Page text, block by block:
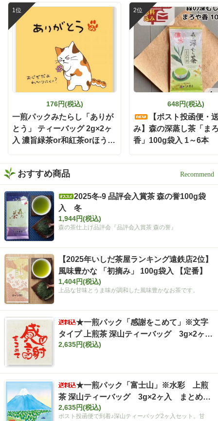
🕐 濃い緑茶が好きな方に
は、この味わいをぜひ一度
体験してほしい🌿 もちろん
静岡割だけでなく、お湯出
しでも水出しも出来ますよ
茶、ほっとしたい時間には
温かい緑茶、夜は静岡割
と、その日の気分に合わせ
で、飲み終わった後の茶殻
の後始末も手軽🗑️ 本格的な
お茶をもっと身近に楽しみ
たい時にも嬉しい存在です
🌿 お茶どころ静岡ならでは
の、新しい晩酌スタイル
「静岡割」 お酒好きさんも
緑茶好きさんも、保存して
おうち時間に試してみてく
ださい✨ インスタグラム @i
shidachaya 商品サイト http
s://www.ishida-chaya.com/k
okuuma/ #PR#いしだ茶屋 #
タイアップ#静岡割#濃旨緑
茶ティーバッグ
176円(税込)
一煎パックみたらし「ありが
とう」 ティーバッグ 2g×2ヶ
入 濃旨緑茶or和紅茶orほうじ
648円(税込)
【ポスト投函便・
み】森の深蒸し茶「ま
香」100g袋入 1～6本
おすすめ商品
2025冬-9 品評会入賞茶 森の誉100g袋
入 冬
1,944円(税込)
森の茶仕上げ品評会『品評会入賞茶 森の誉』
【2025年いしだ茶屋ランキング遠鉄店2位】
風味豊かな 「初摘み」 100g袋入 【定番】
1,404円(税込)
上品な甘味とうま味が調和した風味豊かなお茶です。
★一煎パック「感謝をこめて」※文字
タイプ 上煎茶 深山ティーバッグ 3g×2ヶ
入 まとめ買いセット【ポスト投函便・送料
2,635円(税込)
★一煎パック「富士山」※水彩 上煎
茶 深山ティーバッグ 3g×2ヶ入 まとめ買
いセット【ポスト投函便・送料込み】
2,635円(税込)
ポスト投函便で到着♪深山ティーバッグ2ヶ入セット。甘